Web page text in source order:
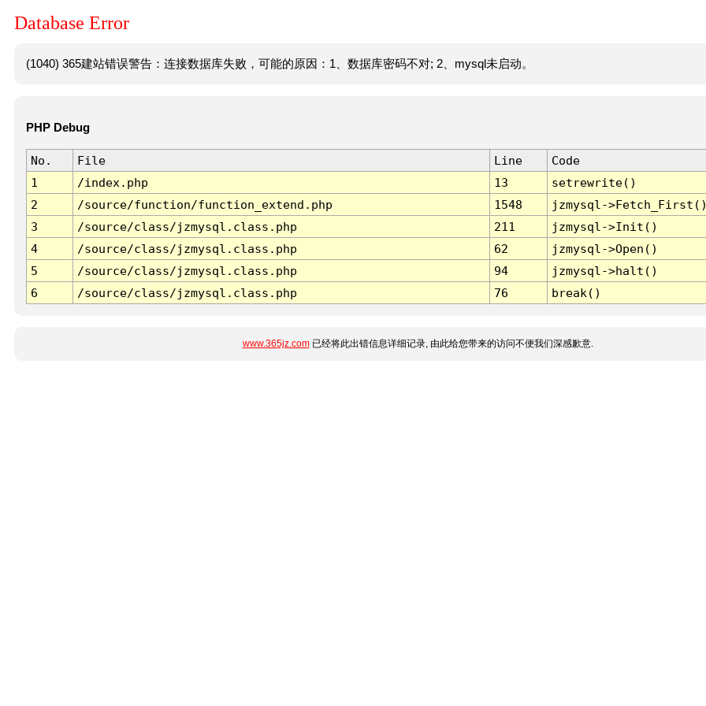
Database Error
(1040) 365建站错误警告：连接数据库失败，可能的原因：1、数据库密码不对; 2、mysql未启动。
PHP Debug
No. File Line
Code
1
/index.php 13
setrewrite()
2
/source/function/function_extend.php 1548
jzmysql-
3
/source/class/jzmysql.class.php 211
jzmysql->Init()
4
/source/class/jzmysql.class.php 62
jzmysql->Open()
5
/source/class/jzmysql.class.php 94
jzmysql->halt()
6
/source/class/jzmysql.class.php 76 break()
www.365jz.com已经将此出错信息详细记录, 由此给您带来的访问不便我们深感歉意.